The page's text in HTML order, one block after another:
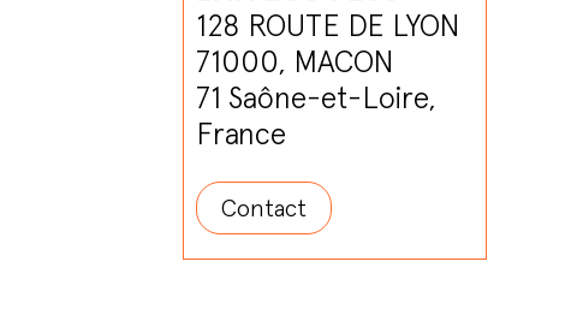
128 ROUTE DE LYON
71000, MACON
71 Saône-et-Loire,
France
Contact